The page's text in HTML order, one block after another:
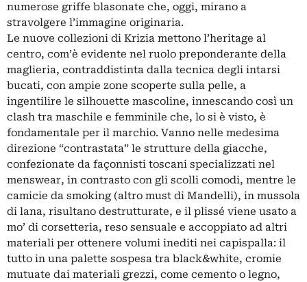
numerose griffe blasonate che, oggi, mirano a
stravolgere l’immagine originaria.
Le nuove collezioni di Krizia mettono l’heritage al
centro, com’è evidente nel ruolo preponderante della
maglieria, contraddistinta dalla tecnica degli intarsi
bucati, con ampie zone scoperte sulla pelle, a
ingentilire le silhouette mascoline, innescando così un
clash tra maschile e femminile che, lo si è visto, è
fondamentale per il marchio. Vanno nelle medesima
direzione “contrastata” le strutture della giacche,
confezionate da façonnisti toscani specializzati nel
menswear, in contrasto con gli scolli comodi, mentre le
camicie da smoking (altro must di Mandelli), in mussola
di lana, risultano destrutturate, e il plissé viene usato a
mo’ di corsetteria, reso sensuale e accoppiato ad altri
materiali per ottenere volumi inediti nei capispalla: il
tutto in una palette sospesa tra black&white, cromie
mutuate dai materiali grezzi, come cemento o legno,